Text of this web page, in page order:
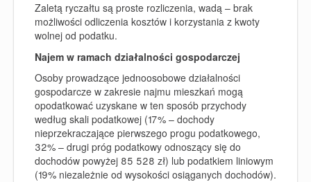
Zaletą ryczałtu są proste rozliczenia, wadą – brak
możliwości odliczenia kosztów i korzystania z kwoty
wolnej od podatku.
Najem w ramach działalności gospodarczej
Osoby prowadzące jednoosobowe działalności
gospodarcze w zakresie najmu mieszkań mogą
opodatkować uzyskane w ten sposób przychody
według skali podatkowej (17% – dochody
nieprzekraczające pierwszego progu podatkowego,
32% – drugi próg podatkowy odnoszący się do
dochodów powyżej 85 528 zł) lub podatkiem liniowym
(19% niezależnie od wysokości osiąganych dochodów).